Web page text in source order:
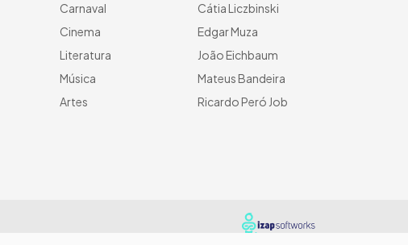
Carnaval
Cinema
Literatura
Música
Artes
Cátia Liczbinski
Edgar Muza
João Eichbaum
Mateus Bandeira
Ricardo Peró Job